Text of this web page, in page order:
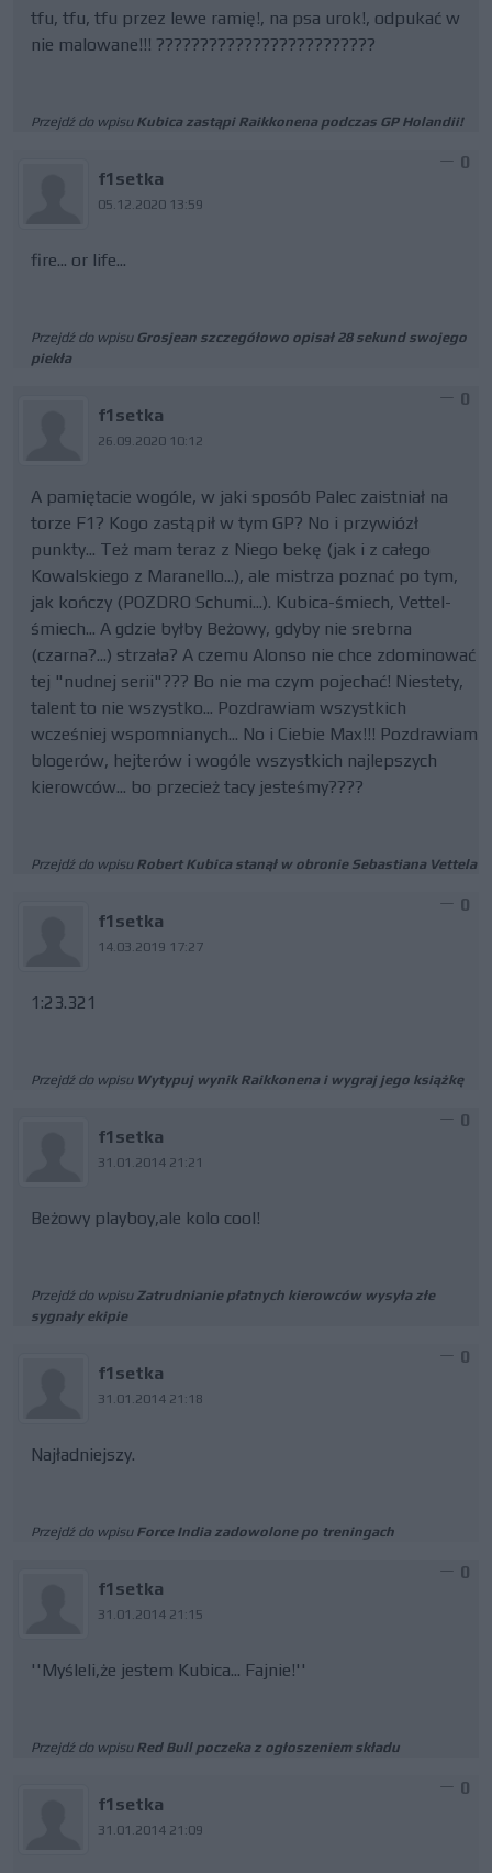
tfu, tfu, tfu przez lewe ramię!, na psa urok!, odpukać w
nie malowane!!! ?????????????????????????
Przejdź do wpisu Kubica zastąpi Raikkonena podczas GP Holandii!
f1setka
05.12.2020 13:59
0
fire... or life...
Przejdź do wpisu Grosjean szczegółowo opisał 28 sekund swojego
piekła
f1setka
26.09.2020 10:12
0
A pamiętacie wogóle, w jaki sposób Palec zaistniał na
torze F1? Kogo zastąpił w tym GP? No i przywiózł
punkty... Też mam teraz z Niego bekę (jak i z całego
Kowalskiego z Maranello...), ale mistrza poznać po tym,
jak kończy (POZDRO Schumi...). Kubica-śmiech, Vettel-
śmiech... A gdzie byłby Beżowy, gdyby nie srebrna
(czarna?...) strzała? A czemu Alonso nie chce zdominować
tej "nudnej serii"??? Bo nie ma czym pojechać! Niestety,
talent to nie wszystko... Pozdrawiam wszystkich
wcześniej wspomnianych... No i Ciebie Max!!! Pozdrawiam
blogerów, hejterów i wogóle wszystkich najlepszych
kierowców... bo przecież tacy jesteśmy????
Przejdź do wpisu Robert Kubica stanął w obronie Sebastiana Vettela
f1setka
14.03.2019 17:27
0
1:23.321
Przejdź do wpisu Wytypuj wynik Raikkonena i wygraj jego książkę
f1setka
31.01.2014 21:21
0
Beżowy playboy,ale kolo cool!
Przejdź do wpisu Zatrudnianie płatnych kierowców wysyła złe
sygnały ekipie
f1setka
31.01.2014 21:18
0
Najładniejszy.
Przejdź do wpisu Force India zadowolone po treningach
f1setka
31.01.2014 21:15
0
''Myśleli,że jestem Kubica... Fajnie!''
Przejdź do wpisu Red Bull poczeka z ogłoszeniem składu
f1setka
31.01.2014 21:09
0